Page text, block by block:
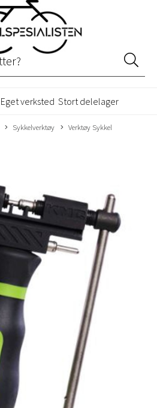
Eget verksted Stort delelager
Sykkelverktøy Verktøy Sykkel